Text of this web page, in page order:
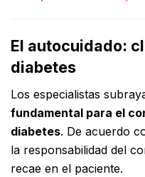
El autocuidado:
diabetes
Los especialistas
fundamental para el
diabetes. De acuerdo
la responsabilidad del
recae en el paciente.